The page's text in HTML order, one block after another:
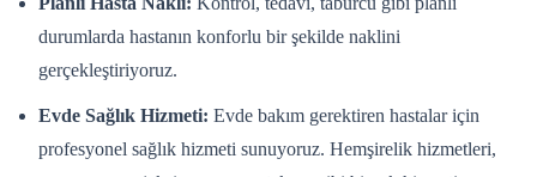
durumlarda hastanın konforlu bir şekilde naklini
gerçekleştiriyoruz.
Evde Sağlık Hizmeti: Evde bakım gerektiren hastalar için
profesyonel sağlık hizmeti sunuyoruz. Hemşirelik hizmetleri,